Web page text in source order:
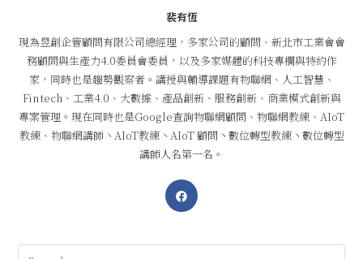
裴有恆
現為昱創企管顧問有限公司總經理，多家公司的顧問、新北市工業會會
務顧問與生產力4.0委員會委員，以及多家媒體的科技專欄與特約作
家，同時也是趨勢觀察者。講授與輔導課題有物聯網、人工智慧、
Fintech、工業4.0、大數據、產品創新、服務創新、商業模式創新與
專案管理。現在同時也是Google查詢物聯網顧問、物聯網教練、AIoT
教練、物聯網講師丶AIoT教練丶AIoT 顧問丶數位轉型教練丶數位轉型
講師人名第一名。